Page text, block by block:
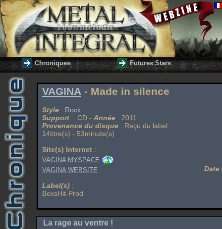
Chroniques Futures Stars
VAGINA - Made in silence
Style : Rock
Support : CD - Année : 2011
Provenance du disque : Reçu du label
14titre(s) - 53minute(s)
Site(s) Internet :
VAGINA MYSPACE
VAGINA WEBSITE
Label(s) :
BoxsHit-Prod
La rage au ventre !